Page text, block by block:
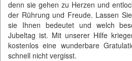
denn sie gehen zu Herzen und
der Rührung und Freude. Lassen
sie Ihnen bedeutet und welch
Jubeltag ist. Mit unserer Hilfe
kostenlos eine wunderbare
schnell nicht vergisst.